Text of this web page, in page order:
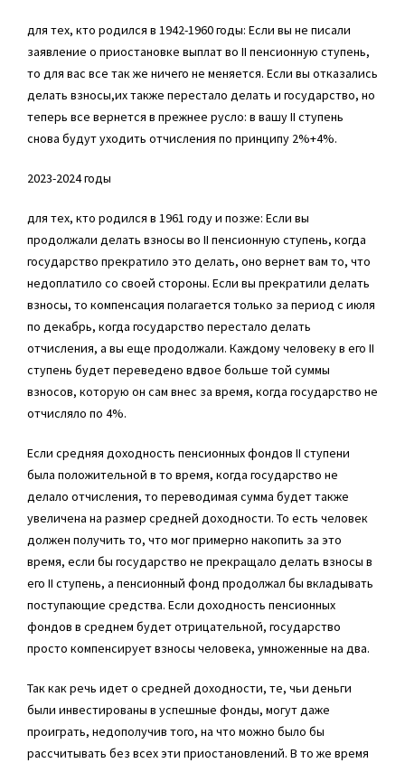
для тех, кто родился в 1942-1960 годы: Если вы не писали
заявление о приостановке выплат во II пенсионную ступень,
то для вас все так же ничего не меняется. Если вы отказались
делать взносы,их также перестало делать и государство, но
теперь все вернется в прежнее русло: в вашу II ступень
снова будут уходить отчисления по принципу 2%+4%.
2023-2024 годы
для тех, кто родился в 1961 году и позже: Если вы
продолжали делать взносы во II пенсионную ступень, когда
государство прекратило это делать, оно вернет вам то, что
недоплатило со своей стороны. Если вы прекратили делать
взносы, то компенсация полагается только за период с июля
по декабрь, когда государство перестало делать
отчисления, а вы еще продолжали. Каждому человеку в его II
ступень будет переведено вдвое больше той суммы
взносов, которую он сам внес за время, когда государство не
отчисляло по 4%.
Если средняя доходность пенсионных фондов II ступени
была положительной в то время, когда государство не
делало отчисления, то переводимая сумма будет также
увеличена на размер средней доходности. То есть человек
должен получить то, что мог примерно накопить за это
время, если бы государство не прекращало делать взносы в
его II ступень, а пенсионный фонд продолжал бы вкладывать
поступающие средства. Если доходность пенсионных
фондов в среднем будет отрицательной, государство
просто компенсирует взносы человека, умноженные на два.
Так как речь идет о средней доходности, те, чьи деньги
были инвестированы в успешные фонды, могут даже
проиграть, недополучив того, на что можно было бы
рассчитывать без всех эти приостановлений. В то же время